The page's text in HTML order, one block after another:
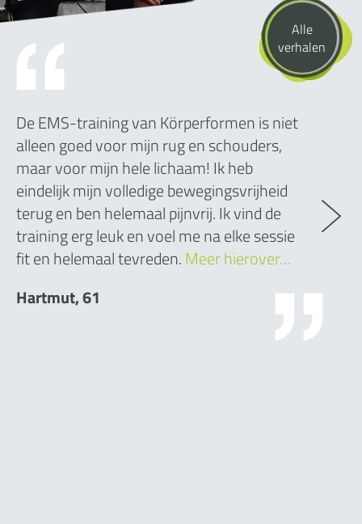
Alle
verhalen
De EMS-training van Körperformen is niet
alleen goed voor mijn rug en schouders,
maar voor mijn hele lichaam! Ik heb
eindelijk mijn volledige bewegingsvrijheid
terug en ben helemaal pijnvrij. Ik vind de
training erg leuk en voel me na elke sessie
fit en helemaal tevreden.Meer hierover…
Hartmut, 61